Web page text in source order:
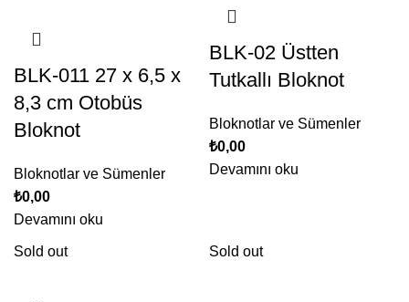
BLK-011 27 x 6,5 x
8,3 cm Otobüs
Bloknot
Bloknotlar ve Sümenler
₺0,00
Devamını oku
BLK-02 Üstten
Tutkallı Bloknot
Bloknotlar ve Sümenler
₺0,00
Devamını oku
Sold out Sold out